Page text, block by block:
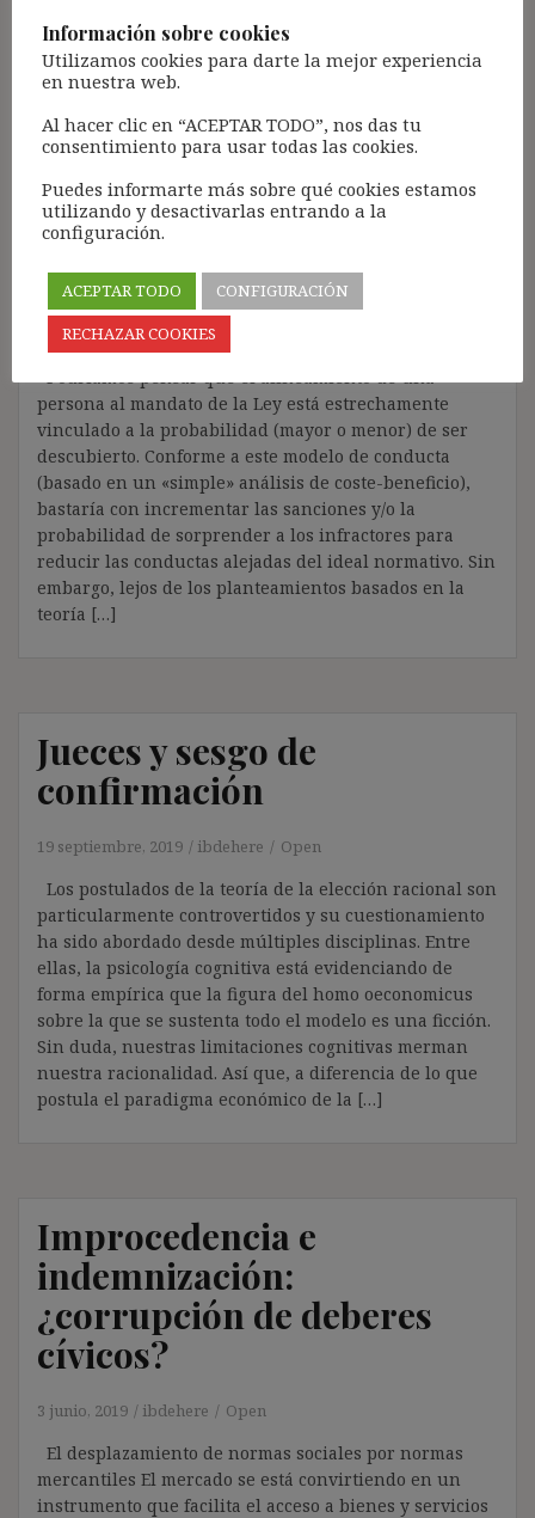
introduce al pobre […]
Engaño y deshonestidad
(¿tenemos una falsa
percepción de rectitud
moral?)
9 diciembre, 2019 ibdehere
persona al mandato de la Ley está estrechamente
vinculado a la probabilidad (mayor o menor) de ser
descubierto. Conforme a este modelo de conducta
(basado en un «simple» análisis de coste-beneficio),
bastaría con incrementar las sanciones y/o la
probabilidad de sorprender a los infractores para
reducir las conductas alejadas del ideal normativo. Sin
embargo, lejos de los planteamientos basados en la
teoría […]
Jueces y sesgo de
confirmación
19 septiembre, 2019 ibdehere Open
Los postulados de la teoría de la elección racional son
particularmente controvertidos y su cuestionamiento
ha sido abordado desde múltiples disciplinas. Entre
ellas, la psicología cognitiva está evidenciando de
forma empírica que la figura del homo oeconomicus
sobre la que se sustenta todo el modelo es una ficción.
Sin duda, nuestras limitaciones cognitivas merman
nuestra racionalidad. Así que, a diferencia de lo que
postula el paradigma económico de la […]
Improcedencia e
indemnización:
¿corrupción de deberes
cívicos?
3 junio, 2019 ibdehere Open
El desplazamiento de normas sociales por normas
mercantiles El mercado se está convirtiendo en un
instrumento que facilita el acceso a bienes y servicios
Información sobre cookies
Utilizamos cookies para darte la mejor experiencia
en nuestra web.
Al hacer clic en “ACEPTAR TODO”, nos das tu
consentimiento para usar todas las cookies.
Puedes informarte más sobre qué cookies estamos
utilizando y desactivarlas entrando a la
configuración.
ACEPTAR TODO
CONFIGURACIÓN
RECHAZAR COOKIES